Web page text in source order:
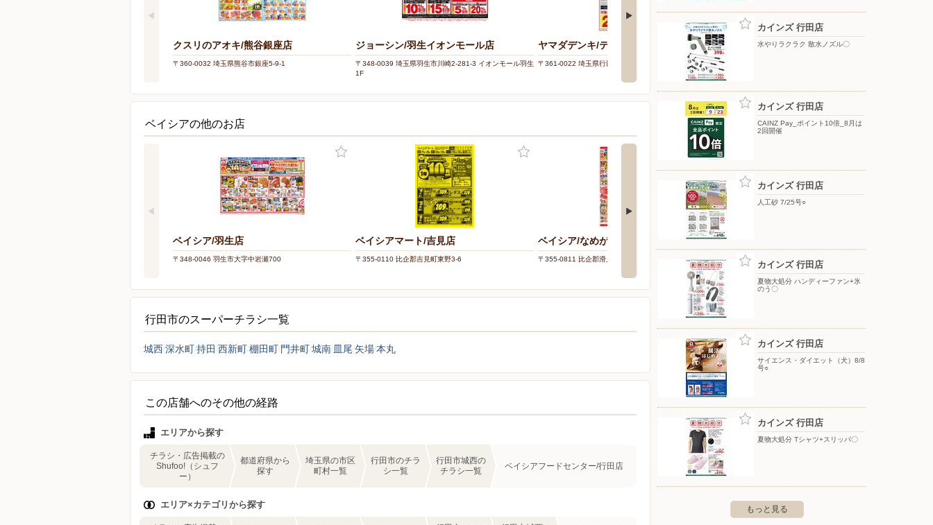
クスリのアオキ/熊谷銀座店
〒360-0032 埼玉県熊谷市銀座5-9-1
ジョーシン/羽生イオンモール店
〒348-0039 埼玉県羽生市川崎2-281-3 イオンモール羽生
1F
ヤマダデンキ/テックランド行田店
〒361-0022 埼玉県行田市桜町1-10-27
クスリのアオキ/上之店
〒360-0012 埼玉県熊谷市上之土地区画整理事業地内80
街9
ベイシアの他のお店
ベイシア/羽生店
〒348-0046 羽生市大字中岩瀬700
ベイシアマート/吉見店
〒355-0110 比企郡吉見町東野3-6
ベイシア/なめがわモール店
〒355-0811 比企郡滑川町大字羽尾2780
ベイシアフードセンター/深谷川本店
〒369-1101 深谷市長在家1760-1
行田市のスーパーチラシ一覧
城西深水町持田 西新町棚田町 門井町城南 皿尾 矢場本丸
この店舗へのその他の経路
エリアから探す
チラシ・広告掲載の
Shufoo!（シュフ
ー）
都道府県から
探す
埼玉県の市区
町村一覧
行田市のチラ
シ一覧
行田市城西の
チラシ一覧
ベイシアフードセンター/行田店
エリア×カテゴリから探す
カインズ 行田店
水やりラクラク 散水ノズル〇
カインズ 行田店
CAINZ Pay_ポイント10倍_8月は
2回開催
カインズ 行田店
人工砂 7/25号○
カインズ 行田店
夏物大処分 ハンディーファン+氷
のう〇
カインズ 行田店
サイエンス・ダイエット（犬）8/8
号○
カインズ 行田店
夏物大処分 Tシャツ+スリッパ〇
もっと見る